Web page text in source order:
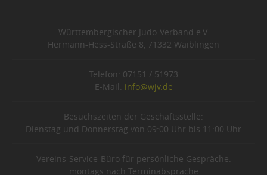
Württembergischer Judo-Verband e.V.
Hermann-Hess-Straße 8, 71332 Waiblingen
Telefon: 07151 / 51973
E-Mail: info@wjv.de
Besuchszeiten der Geschäftsstelle:
Dienstag und Donnerstag von 09:00 Uhr bis 11:00 Uhr
Vereins-Service-Büro für persönliche Gespräche:
montags nach Terminabsprache